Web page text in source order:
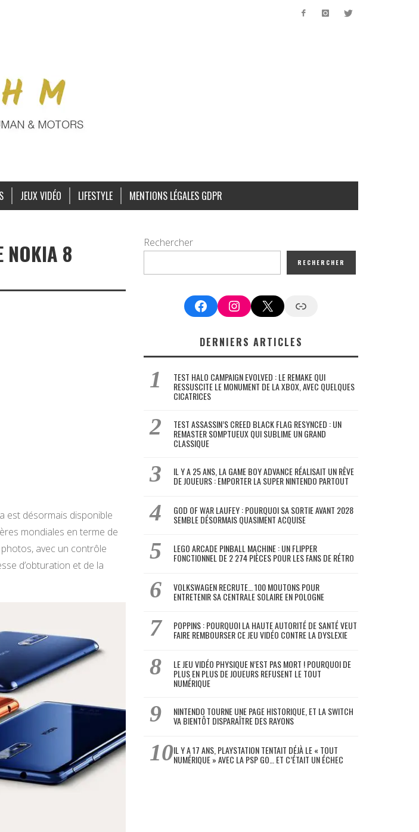
JEUX VIDÉO LIFESTYLE MENTIONS LÉGALES GDPR
NOKIA 8
est désormais disponible
mondiales en terme de
avec un contrôle
d’obturation et de la
Rechercher
RECHERCHER
FacebookInstagram
X Google News
DERNIERS ARTICLES
TEST HALO CAMPAIGN EVOLVED : LE REMAKE QUI
RESSUSCITE LE MONUMENT DE LA XBOX, AVEC QUELQUES
CICATRICES
TEST ASSASSIN’S CREED BLACK FLAG RESYNCED : UN
REMASTER SOMPTUEUX QUI SUBLIME UN GRAND
CLASSIQUE
IL Y A 25 ANS, LA GAME BOY ADVANCE RÉALISAIT UN RÊVE
DE JOUEURS : EMPORTER LA SUPER NINTENDO PARTOUT
GOD OF WAR LAUFEY : POURQUOI SA SORTIE AVANT 2028
SEMBLE DÉSORMAIS QUASIMENT ACQUISE
LEGO ARCADE PINBALL MACHINE : UN FLIPPER
FONCTIONNEL DE 2 274 PIÈCES POUR LES FANS DE RÉTRO
VOLKSWAGEN RECRUTE… 100 MOUTONS POUR
ENTRETENIR SA CENTRALE SOLAIRE EN POLOGNE
POPPINS : POURQUOI LA HAUTE AUTORITÉ DE SANTÉ VEUT
FAIRE REMBOURSER CE JEU VIDÉO CONTRE LA DYSLEXIE
LE JEU VIDÉO PHYSIQUE N’EST PAS MORT ! POURQUOI DE
PLUS EN PLUS DE JOUEURS REFUSENT LE TOUT
NUMÉRIQUE
NINTENDO TOURNE UNE PAGE HISTORIQUE, ET LA SWITCH
VA BIENTÔT DISPARAÎTRE DES RAYONS
IL Y A 17 ANS, PLAYSTATION TENTAIT DÉJÀ LE « TOUT
NUMÉRIQUE » AVEC LA PSP GO… ET C’ÉTAIT UN ÉCHEC